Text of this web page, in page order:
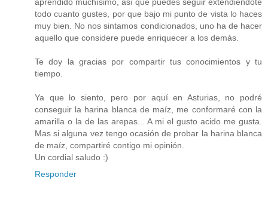
todo cuanto gustes, por que bajo mi punto de vista lo haces
muy bien. No nos sintamos condicionados, uno ha de hacer
aquello que considere puede enriquecer a los demás.
Te doy la gracias por compartir tus conocimientos y tu
tiempo.
Ya que lo siento, pero por aquí en Asturias, no podré
conseguir la harina blanca de maíz, me conformaré con la
amarilla o la de las arepas... A mi el gusto acido me gusta.
Mas si alguna vez tengo ocasión de probar la harina blanca
de maíz, compartiré contigo mi opinión.
Un cordial saludo :)
Responder